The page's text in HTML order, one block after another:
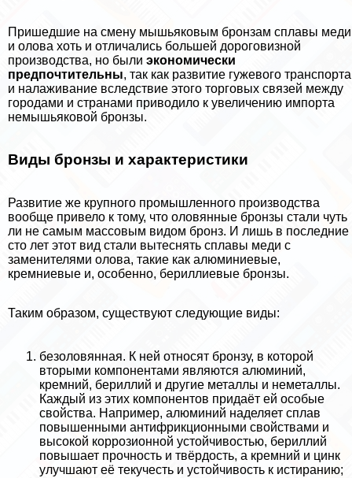
Пришедшие на смену мышьяковым бронзам сплавы меди
и олова хоть и отличались большей дороговизной
производства, но были экономически
предпочтительны, так как развитие гужевого трaнcпорта
и налаживание вследствие этого торговых связей между
городами и странами приводило к увеличению импорта
немышьяковой бронзы.
Виды бронзы и хаpaктеристики
Развитие же крупного промышленного производства
вообще привело к тому, что оловянные бронзы стали чуть
ли не самым массовым видом бронз. И лишь в последние
сто лет этот вид стали вытеснять сплавы меди с
заменителями олова, такие как алюминиевые,
кремниевые и, особенно, бериллиевые бронзы.
Таким образом, существуют следующие виды:
безоловянная. К ней относят бронзу, в которой
вторыми компонентами являются алюминий,
кремний, бериллий и другие металлы и неметаллы.
Каждый из этих компонентов придаёт ей особые
свойства. Например, алюминий наделяет сплав
повышенными антифрикционными свойствами и
высокой коррозионной устойчивостью, бериллий
повышает прочность и твёрдость, а кремний и цинк
улучшают её текучесть и устойчивость к истиранию;